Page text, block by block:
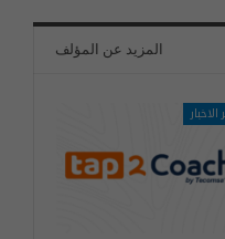
المزيد عن المؤلف
الاخبار